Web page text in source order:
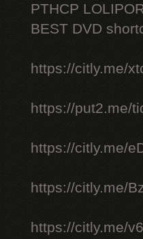
PTHCP
BEST DVD
https://citly.me/
https://put2.me/
https://citly.me/
https://citly.me/
https://citly.me/